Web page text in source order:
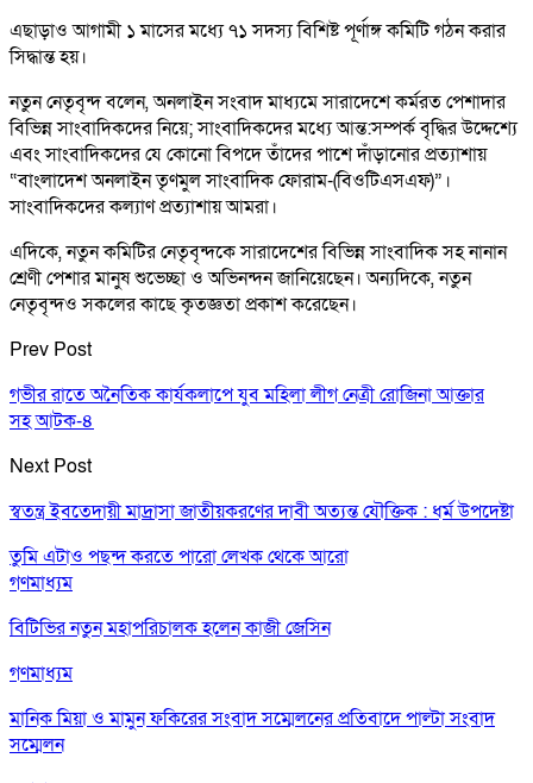
এছাড়াও আগামী ১ মাসের মধ্যে ৭১ সদস্য বিশিষ্ট পূর্ণাঙ্গ কমিটি গঠন করার
সিদ্ধান্ত হয়।
নতুন নেতৃবৃন্দ বলেন, অনলাইন সংবাদ মাধ্যমে সারাদেশে কর্মরত পেশাদার
বিভিন্ন সাংবাদিকদের নিয়ে; সাংবাদিকদের মধ্যে আন্ত:সম্পর্ক বৃদ্ধির উদ্দেশ্যে
এবং সাংবাদিকদের যে কোনো বিপদে তাঁদের পাশে দাঁড়ানোর প্রত্যাশায়
“বাংলাদেশ অনলাইন তৃণমুল সাংবাদিক ফোরাম-(বিওটিএসএফ)”।
সাংবাদিকদের কল্যাণ প্রত্যাশায় আমরা।
এদিকে, নতুন কমিটির নেতৃবৃন্দকে সারাদেশের বিভিন্ন সাংবাদিক সহ নানান
শ্রেণী পেশার মানুষ শুভেচ্ছা ও অভিনন্দন জানিয়েছেন। অন্যদিকে, নতুন
নেতৃবৃন্দও সকলের কাছে কৃতজ্ঞতা প্রকাশ করেছেন।
Prev Post
গভীর রাতে অনৈতিক কার্যকলাপে যুব মহিলা লীগ নেত্রী রোজিনা আক্তার
সহ আটক-৪
Next Post
স্বতন্ত্র ইবতেদায়ী মাদ্রাসা জাতীয়করণের দাবী অত্যন্ত যৌক্তিক : ধর্ম উপদেষ্টা
তুমি এটাও পছন্দ করতে পারোলেখক থেকে আরো
গণমাধ্যম
বিটিভির নতুন মহাপরিচালক হলেন কাজী জেসিন
গণমাধ্যম
মানিক মিয়া ও মামুন ফকিরের সংবাদ সম্মেলনের প্রতিবাদে পাল্টা সংবাদ
সম্মেলন